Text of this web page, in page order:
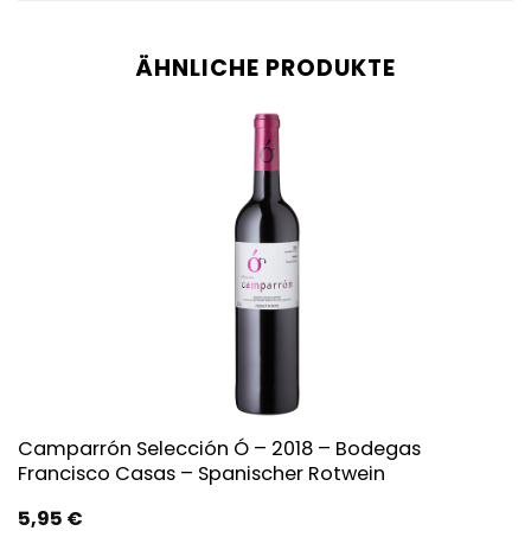
ÄHNLICHE PRODUKTE
Camparrón Selección Ó – 2018 – Bodegas
Francisco Casas – Spanischer Rotwein
5,95 €